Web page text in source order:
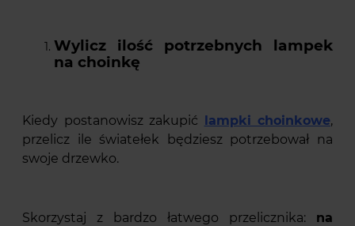
Wylicz ilość potrzebnych lampek
na choinkę
Kiedy postanowisz zakupić lampki choinkowe,
przelicz ile światełek będziesz potrzebował na
swoje drzewko.
Skorzystaj z bardzo łatwego przelicznika: na